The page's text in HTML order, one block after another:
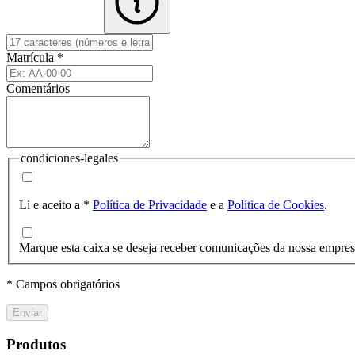
Matrícula *
Comentários
condiciones-legales
Li e aceito a * Política de Privacidade e a Política de Cookies.
Marque esta caixa se deseja receber comunicações da nossa
* Campos obrigatórios
Enviar
Produtos